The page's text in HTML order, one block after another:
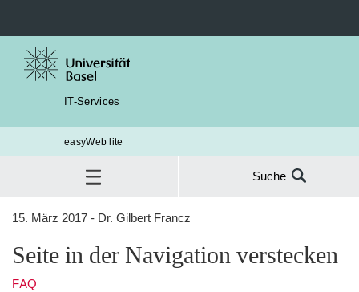
IT-Services
easyWeb lite
Suche
nach:
Seite in der Navigation verstecken
15. März 2017 - Dr. Gilbert Francz
Seite in der Navigation verstecken
FAQ